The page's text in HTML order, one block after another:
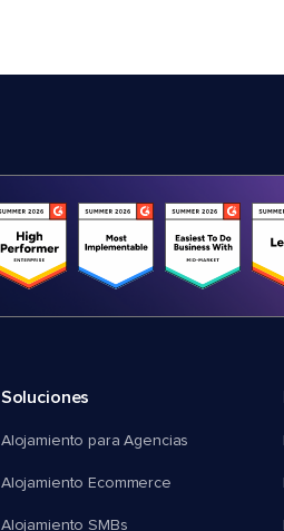
Soluciones
Alojamiento para Agencias
Alojamiento Ecommerce
Alojamiento SMBs